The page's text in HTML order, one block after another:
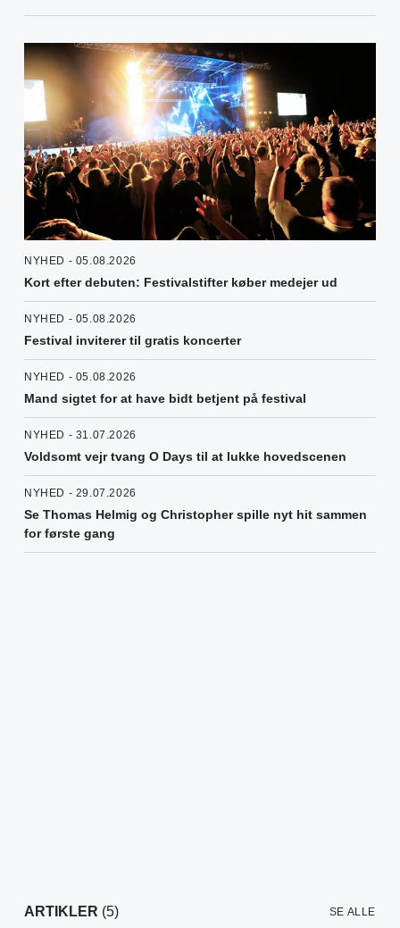
NYHED - 05.08.2026
Kort efter debuten: Festivalstifter køber medejer ud
NYHED - 05.08.2026
Festival inviterer til gratis koncerter
NYHED - 05.08.2026
Mand sigtet for at have bidt betjent på festival
NYHED - 31.07.2026
Voldsomt vejr tvang O Days til at lukke hovedscenen
NYHED - 29.07.2026
Se Thomas Helmig og Christopher spille nyt hit sammen
for første gang
ARTIKLER (5) SE ALLE